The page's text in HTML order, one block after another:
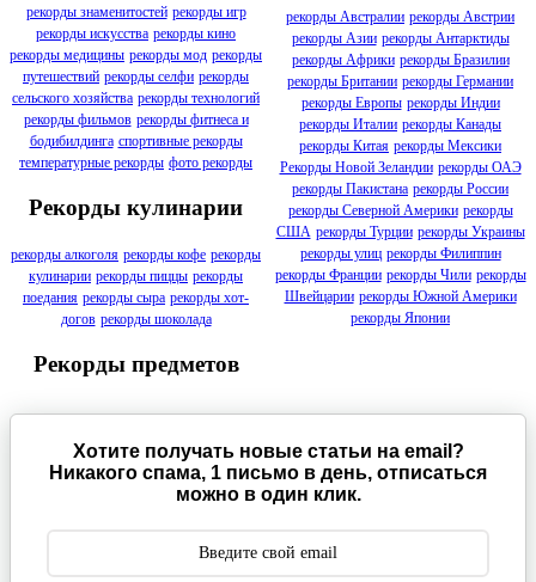
рекорды знаменитостей рекорды игр
рекорды искусства рекорды кино
рекорды медицины рекорды мод рекорды
путешествий рекорды селфи рекорды
сельского хозяйства рекорды технологий
рекорды фильмов рекорды фитнеса и
бодибилдинга спортивные рекорды
температурные рекорды фото рекорды
Рекорды кулинарии
рекорды алкоголя рекорды кофе рекорды
кулинарии рекорды пиццы рекорды
поедания рекорды сыра рекорды хот-
догов рекорды шоколада
Рекорды предметов
рекорды Австралии рекорды Австрии
рекорды Азии рекорды Антарктиды
рекорды Африки рекорды Бразилии
рекорды Британии рекорды Германии
рекорды Европы рекорды Индии
рекорды Италии рекорды Канады
рекорды Китая рекорды Мексики
Рекорды Новой Зеландии рекорды ОАЭ
рекорды Пакистана рекорды России
рекорды Северной Америки рекорды
США рекорды Турции рекорды Украины
рекорды улиц рекорды Филиппин
рекорды Франции рекорды Чили рекорды
Швейцарии рекорды Южной Америки
рекорды Японии
Хотите получать новые статьи на email?
Никакого спама, 1 письмо в день, отписаться
можно в один клик.